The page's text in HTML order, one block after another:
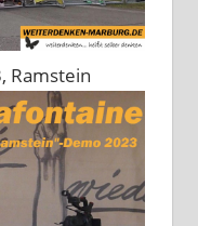
Ramstein